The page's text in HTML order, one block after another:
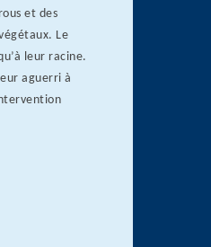
et des
Le
leur racine.
aguerri à